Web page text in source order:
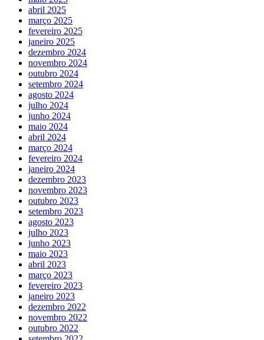
abril 2025
março 2025
fevereiro 2025
janeiro 2025
dezembro 2024
novembro 2024
outubro 2024
setembro 2024
agosto 2024
julho 2024
junho 2024
maio 2024
abril 2024
março 2024
fevereiro 2024
janeiro 2024
dezembro 2023
novembro 2023
outubro 2023
setembro 2023
agosto 2023
julho 2023
junho 2023
maio 2023
abril 2023
março 2023
fevereiro 2023
janeiro 2023
dezembro 2022
novembro 2022
outubro 2022